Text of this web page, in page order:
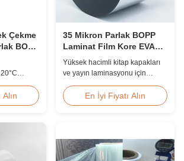
Çekme
BOPP
80-
sahip,
baskı
35 Mikron Parlak BOPP
Laminat Film Kore EVA
Yüksek Hız 60m/min
Yüksek hacimli kitap kapakları
ve yayın laminasyonu için
EVA yapışkanlı, 2200 mm
genişlik, 60 m/dak laminasyon
En İyi Fiyatı Alın